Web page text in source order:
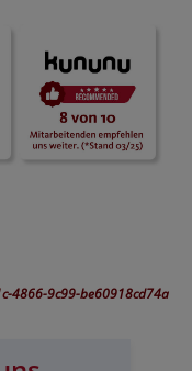
4866-9c99-be60918cd74a